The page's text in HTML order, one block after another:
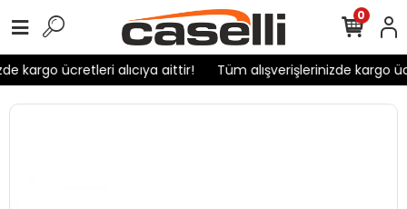
kargo ücretleri alıcıya aittir! Tüm alışverişlerinizde kargo
0